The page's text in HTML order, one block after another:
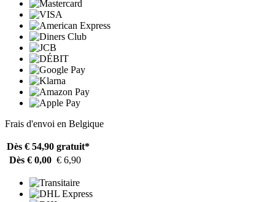
Frais d'envoi en Belgique
Dès € 54,90 gratuit*
Dès € 0,00 € 6,90